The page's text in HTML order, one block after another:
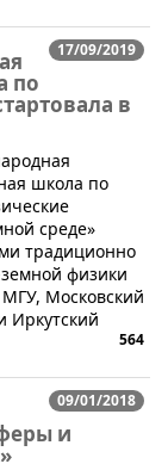
17/09/2019
по
в
школа по
среде»
традиционно
физики
Московский
Иркутский
564
09/01/2018
и